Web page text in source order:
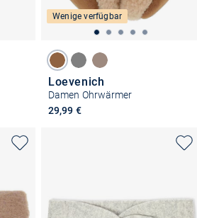
Wenige verfügbar
Loevenich
Damen Ohrwärmer
29,99 €